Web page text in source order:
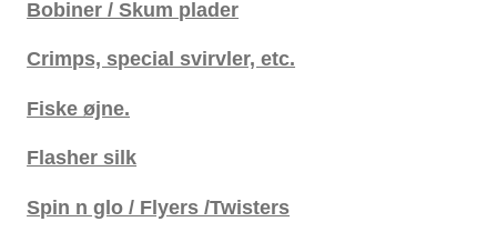
Bobiner / Skum plader
Crimps, special svirvler, etc.
Fiske øjne.
Flasher silk
Spin n glo / Flyers /Twisters